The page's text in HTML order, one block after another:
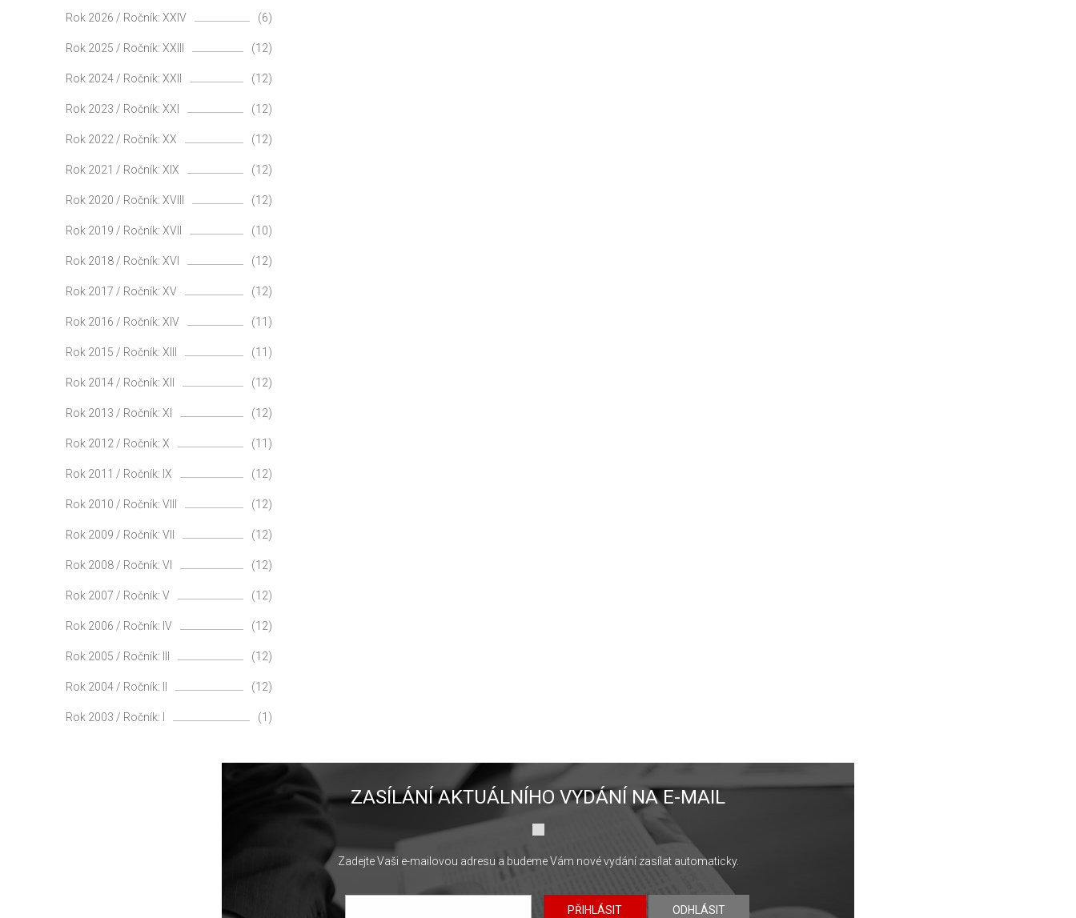
Rok 2026 / Ročník: XXIV (6)
Rok 2025 / Ročník: XXIII (12)
Rok 2024 / Ročník: XXII (12)
Rok 2023 / Ročník: XXI (12)
Rok 2022 / Ročník: XX (12)
Rok 2021 / Ročník: XIX (12)
Rok 2020 / Ročník: XVIII (12)
Rok 2019 / Ročník: XVII (10)
Rok 2018 / Ročník: XVI (12)
Rok 2017 / Ročník: XV (12)
Rok 2016 / Ročník: XIV (11)
Rok 2015 / Ročník: XIII (11)
Rok 2014 / Ročník: XII (12)
Rok 2013 / Ročník: XI (12)
Rok 2012 / Ročník: X (11)
Rok 2011 / Ročník: IX (12)
Rok 2010 / Ročník: VIII (12)
Rok 2009 / Ročník: VII (12)
Rok 2008 / Ročník: VI (12)
Rok 2007 / Ročník: V (12)
Rok 2006 / Ročník: IV (12)
Rok 2005 / Ročník: III (12)
Rok 2004 / Ročník: II (12)
Rok 2003 / Ročník: I (1)
ZASÍLÁNÍ AKTUÁLNÍHO VYDÁNÍ NA E-MAIL
Zadejte Vaši e-mailovou adresu a budeme Vám nové vydání zasílat automaticky.
PŘIHLÁSIT ODHLÁSIT